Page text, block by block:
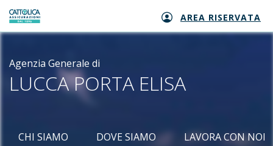
Generali logo AREA RISERVATA
Agenzia Generale di
LUCCA PORTA ELISA
CHI SIAMO DOVE SIAMO LAVORA CON NOI